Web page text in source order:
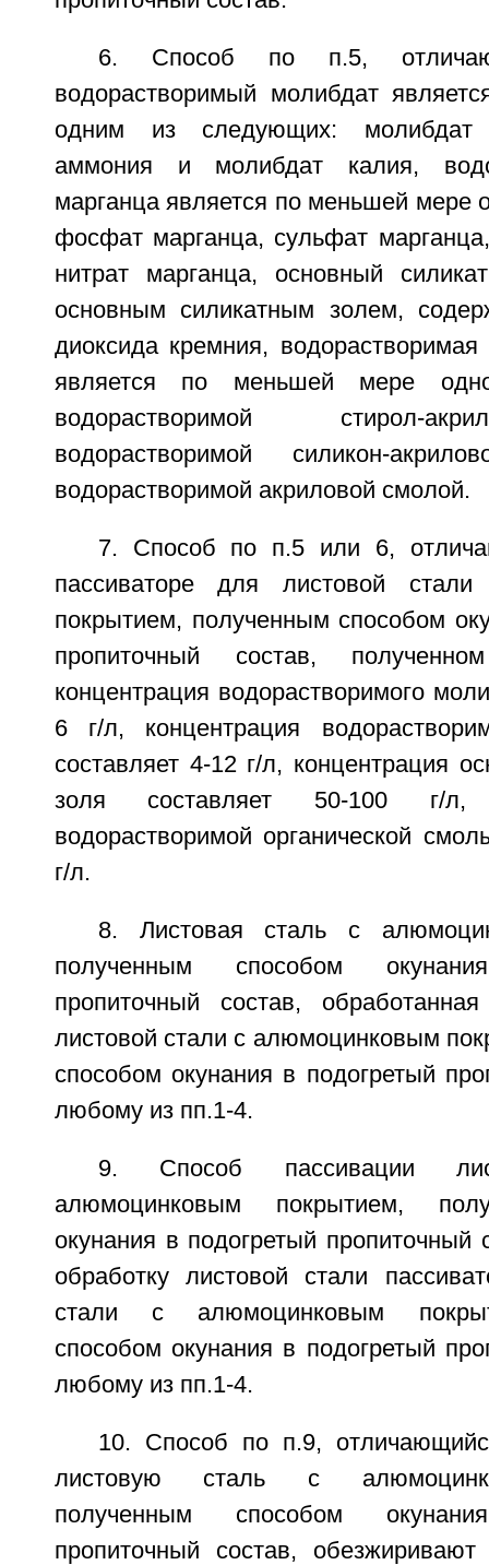
6. Способ по п.5,
водорастворимый молибдат
одним из следующих: молибдат
аммония и молибдат калия,
марганца является по меньшей мере
фосфат марганца, сульфат
нитрат марганца, основный
основным силикатным золем,
диоксида кремния, водорастворимая
является по меньшей мере
водорастворимой стирол-
водорастворимой силикон-
водорастворимой акриловой смолой.
7. Способ по п.5 или 6,
пассиваторе для листовой
покрытием, полученным способом
пропиточный состав,
концентрация водорастворимого
6 г/л, концентрация
составляет 4-12 г/л, концентрация
золя составляет 50-100 г/л,
водорастворимой органической
г/л.
8. Листовая сталь с
полученным способом
пропиточный состав,
листовой стали с алюмоцинковым
способом окунания в подогретый
любому из пп.1-4.
9. Способ пассивации
алюмоцинковым покрытием,
окунания в подогретый
обработку листовой стали
стали с алюмоцинковым
способом окунания в подогретый
любому из пп.1-4.
10. Способ по п.9,
листовую сталь с
полученным способом
пропиточный состав,